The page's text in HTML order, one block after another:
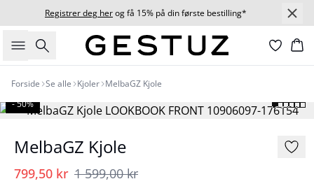
Registrer deg herog få 15% på din første bestilling*
Søk
Forside Se alle Kjoler MelbaGZ Kjole
- 50%
MelbaGZ Kjole
799,50 kr 1 599,00 kr